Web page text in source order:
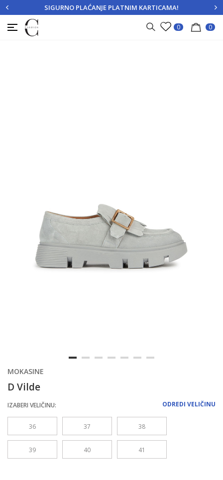
PRIJAVITE SE REGISTRUJTE SE
SIGURNO PLAĆANJE PLATNIM KARTICAMA!
0 0
MOKASINE
D Vilde
ODREDI VELIČINU
IZABERI VELIČINU:
36 37 38
39 40 41